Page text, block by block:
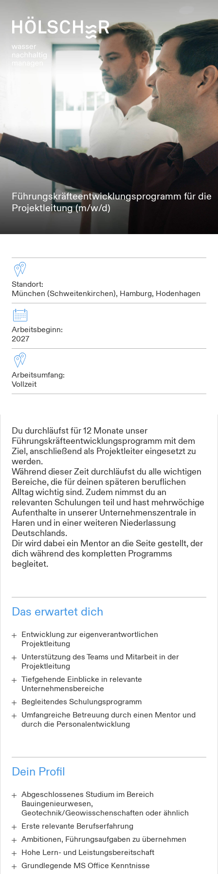
Führungskräfteentwicklungsprogramm für die
Projektleitung (m/w/d)
Standort:
München (Schweitenkirchen), Hamburg, Hodenhagen
Arbeitsbeginn:
2027
Arbeitsumfang:
Vollzeit
Du durchläufst für 12 Monate unser
Führungskräfteentwicklungsprogramm mit dem
Ziel, anschließend als Projektleiter eingesetzt zu
werden.
Während dieser Zeit durchläufst du alle wichtigen
Bereiche, die für deinen späteren beruflichen
Alltag wichtig sind. Zudem nimmst du an
relevanten Schulungen teil und hast mehrwöchige
Aufenthalte in unserer Unternehmenszentrale in
Haren und in einer weiteren Niederlassung
Deutschlands.
Dir wird dabei ein Mentor an die Seite gestellt, der
dich während des kompletten Programms
begleitet.
Das erwartet dich
Entwicklung zur eigenverantwortlichen
Projektleitung
Unterstützung des Teams und Mitarbeit in der
Projektleitung
Tiefgehende Einblicke in relevante
Unternehmensbereiche
Begleitendes Schulungsprogramm
Umfangreiche Betreuung durch einen Mentor und
durch die Personalentwicklung
Dein Profil
Abgeschlossenes Studium im Bereich
Bauingenieurwesen,
Geotechnik/Geowisschenschaften oder ähnlich
Erste relevante Berufserfahrung
Ambitionen, Führungsaufgaben zu übernehmen
Hohe Lern- und Leistungsbereitschaft
Grundlegende MS Office Kenntnisse